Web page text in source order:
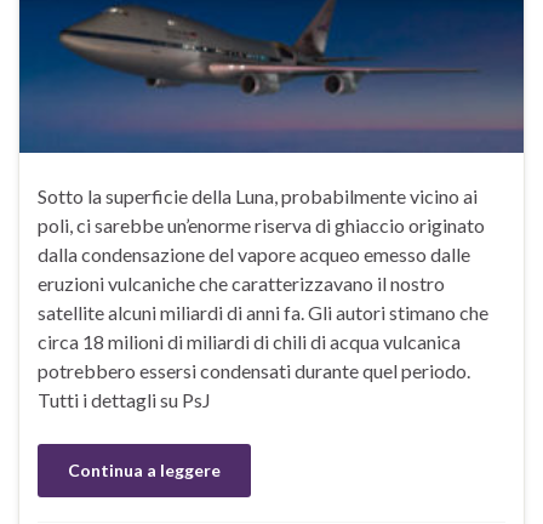
Sotto la superficie della Luna, probabilmente vicino ai
poli, ci sarebbe un’enorme riserva di ghiaccio originato
dalla condensazione del vapore acqueo emesso dalle
eruzioni vulcaniche che caratterizzavano il nostro
satellite alcuni miliardi di anni fa. Gli autori stimano che
circa 18 milioni di miliardi di chili di acqua vulcanica
potrebbero essersi condensati durante quel periodo.
Tutti i dettagli su PsJ
Continua a leggere